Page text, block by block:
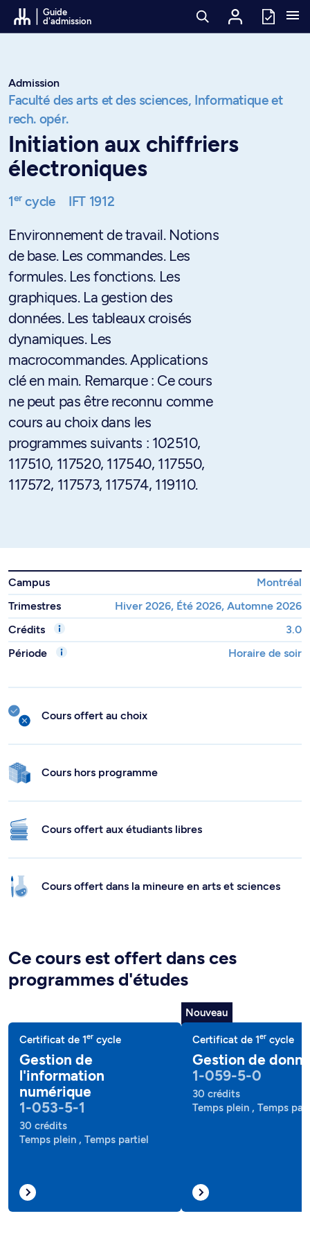
Passer au contenu
Guide
d'admission
Admission
Faculté des arts et des sciences, Informatique et
rech. opér.
Initiation aux chiffriers
électroniques
1ercycle IFT 1912
Environnement de travail. Notions
de base. Les commandes. Les
formules. Les fonctions. Les
graphiques. La gestion des
données. Les tableaux croisés
dynamiques. Les
macrocommandes. Applications
clé en main. Remarque : Ce cours
ne peut pas être reconnu comme
cours au choix dans les
programmes suivants : 102510,
117510, 117520, 117540, 117550,
117572, 117573, 117574, 119110.
Campus
Montréal
Trimestres
Hiver 2026, Été 2026, Automne 2026
Crédits
3.0
Période
Horaire de soir
Cours offert au choix
Cours hors programme
Cours offert aux étudiants libres
Cours offert dans la mineure en arts et sciences
Ce cours est offert dans ces
programmes d'études
Certificat de 1er cycle
Gestion de
l'information
numérique
1-053-5-1
30 crédits
Temps plein , Temps partiel
Nouveau
Certificat de 1er cycle
Gestion de
1-059-5-0
30 crédits
Temps plein , Temps